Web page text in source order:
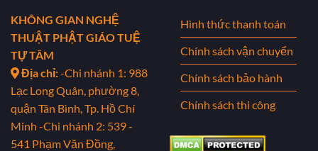
KHÔNG GIAN NGHỆ
THUẬT PHẬT GIÁO TUỆ
TỰ TÂM
Địa chỉ:-Chi nhánh 1: 988
Lạc Long Quân, phường 8,
quận Tân Bình, Tp. Hồ Chí
Minh -Chi nhánh 2: 539 -
541 Phạm Văn Đồng,
Hình thức thanh toán
Chính sách vận chuyển
Chính sách bảo hành
Chính sách thi công